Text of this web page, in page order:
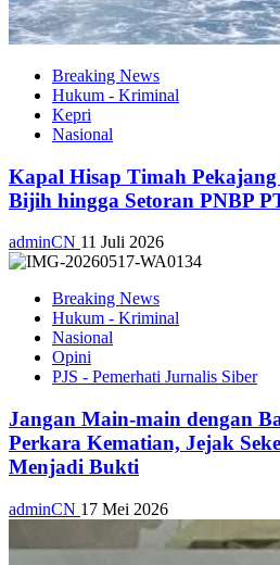
Breaking News
Hukum - Kriminal
Kepri
Nasional
Kapal Hisap Timah
Bijih hingga Setoran PNBP
adminCN 11 Juli 2026
Breaking News
Hukum - Kriminal
Nasional
Opini
PJS - Pemerhati Jurnalis Siber
Jangan Main-main dengan
Perkara Kematian, Jejak
Menjadi Bukti
adminCN 17 Mei 2026